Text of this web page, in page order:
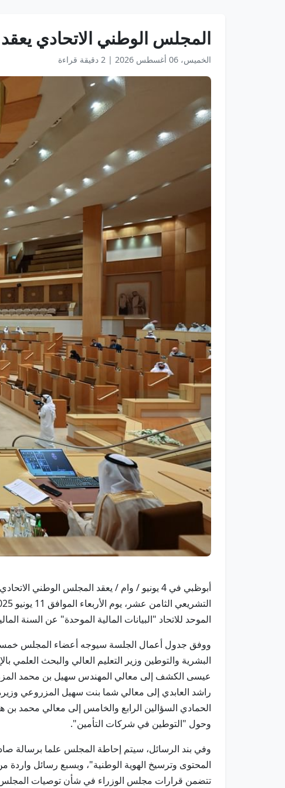
المجلس الوطني الاتحادي يعقد
الخميس، 06 أغسطس 2026 | 2 دقيقة قراءة
أبوظبي في 4 يونيو / وام / يعقد المجلس
الموحد للاتحاد "البيانات المالية الموحدة" عن السنة المالية المنتهية في 31/12/2024م، ويوجه
ووفق جدول أعمال الجلسة سيوجه أعضاء المجلس خمسة
البشرية والتوطين وزير التعليم العالي والبحث العلمي
عيسى الكشف إلى معالي المهندس سهيل بن محمد
الحمادي السؤالين الرابع والخامس إلى معالي محمد بن
وحول "التوطين في شركات التأمين".
وفي بند الرسائل، سيتم إحاطة المجلس علما برسالة
المحتوى وترسيخ الهوية الوطنية"، وبسبع رسائل
تتضمن قرارات مجلس الوزراء في شأن توصيات